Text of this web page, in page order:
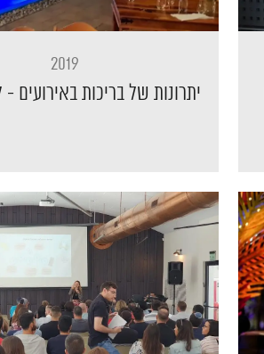
2019
יתרונות של בריכות באירועים